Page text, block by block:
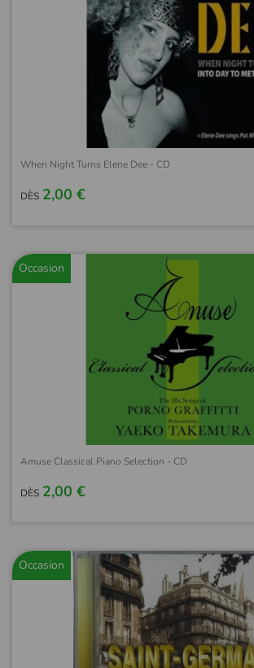
When Night Turns Elene Dee - CD
DÈS 2,00 €
Occasion
Amuse Classical Piano Selection - CD
DÈS 2,00 €
Occasion